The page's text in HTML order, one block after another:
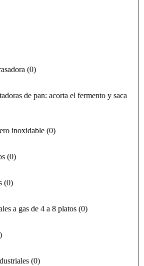
(0)
de pan: acorta el fermento y saca
inoxidable (0)
(0)
(0)
a gas de 4 a 8 platos (0)
)
(0)